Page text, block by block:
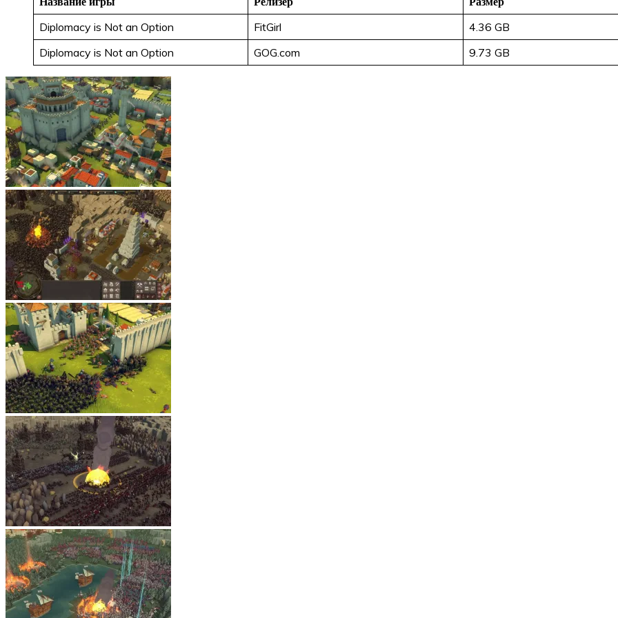
Diplomacy is Not an Option
FitGirl
4.36 GB
Diplomacy is Not an Option
GOG.com 9.73 GB